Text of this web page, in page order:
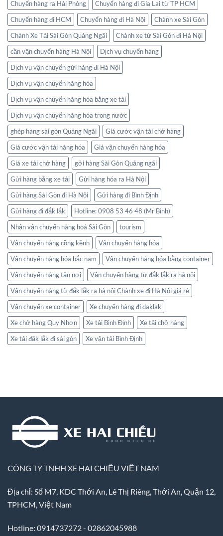
Chuyển hàng ra Hải Phòng
Chuyển hàng đi Gia Lai từ TP HCM
Chuyển hàng đi HCM
Chuyển hàng đi Hà Nội
Chành xe Sài Gòn
Chành Xe Tải Sài Gòn Quảng Ngãi
Chành xe từ Sài Gòn đi Hà Nội
cần vận chuyển hàng Hà Nội
Dịch vụ chuyển hàng
Dịch vụ vận chuyển gửi hàng đi Hà Nội
Dịch vụ vận chuyển hàng hóa
Dịch vụ vận chuyển hàng hóa bằng xe tải
Dịch vụ vận chuyển hàng hóa trong nước
ghép hàng sài gòn Quảng Ngãi
Giá cước vận tải chở hàng
Giá cước vận tải hàng hóa
Giá vận chuyển hàng hóa
Giá xe tải chở hàng
gởi hàng Sài Gòn Quảng ngãi
Gửi hàng bằng xe tải
Gửi hàng hóa ra Hà Nội
Gửi hàng Sài Gòn đi Hà Nội
Gửi hàng đi Bình Định
Gửi hàng đi đắk lắk
Hotline: 0908 53 46 48 (Mr Bình)
Nhận vận chuyển hàng hoá Sài Gòn
tourism
Vận chuyển hàng cồng kềnh
Vận chuyển hàng hóa
Vận chuyển hàng hóa bắc nam
Vận chuyển hàng hóa bằng container
Vận chuyển hàng tận nơi
Vận chuyển hàng từ đắk lắk ra hà nội
Vận chuyển hàng từ đắk lắk ra hà nội Chành xe đi Hà Nội giá rẻ
Vận chuyển xe container
Xe chuyển hàng đi daklak
Xe chở hàng Quy Nhơn
Xe tải Bình Định
Xe tải chở hàng
Xe tải đăk lắk đi sài gòn
Xe vận tải Bình Định
CÔNG TY TNHH XE HAI CHIỀU VIỆT NAM
Địa chỉ: Số M7, KDC Thới An, Lê Thị Riêng, Thới An, Quận 12,
TPHCM, Việt Nam
Hotline: 0914737272 - 02862045988